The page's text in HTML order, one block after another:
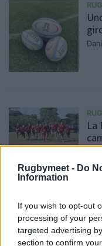
Rugbymeet - Do
Information
If you wish to opt-out
processing of your
targeted advertising
section to confirm
La
A